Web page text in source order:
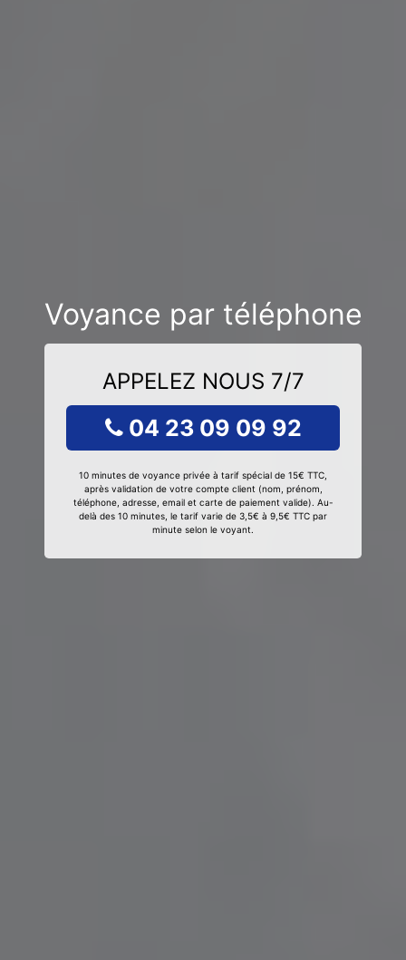
Voyance par téléphone
APPELEZ NOUS 7/7
04 23 09 09 92
10 minutes de voyance privée à tarif spécial de 15€ TTC,
après validation de votre compte client (nom, prénom,
téléphone, adresse, email et carte de paiement valide). Au-
delà des 10 minutes, le tarif varie de 3,5€ à 9,5€ TTC par
minute selon le voyant.